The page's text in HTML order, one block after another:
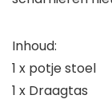
Inhoud:
1 x potje stoel
1 x Draagtas